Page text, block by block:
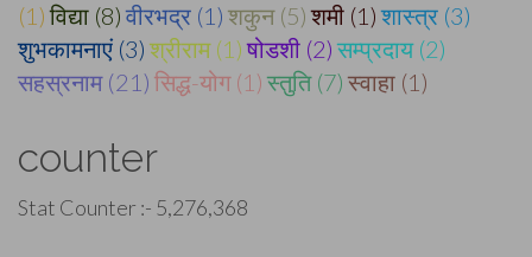
(1) विद्या (8) वीरभद्र (1) शकुन (5) शमी (1) शास्त्र (3)
शुभकामनाएं (3) श्रीराम (1) षोडशी (2) सम्प्रदाय (2)
सहस्रनाम (21) सिद्ध-योग (1) स्तुति (7) स्वाहा (1)
counter
Stat Counter :- 5,276,368